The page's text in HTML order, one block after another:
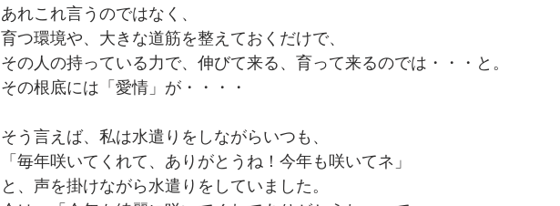
あれこれ言うのではなく、
育つ環境や、大きな道筋を整えておくだけで、
その人の持っている力で、伸びて来る、育って来るのでは・・・と。
その根底には「愛情」が・・・・
そう言えば、私は水遣りをしながらいつも、
「毎年咲いてくれて、ありがとうね！今年も咲いてネ」
と、声を掛けながら水遣りをしていました。